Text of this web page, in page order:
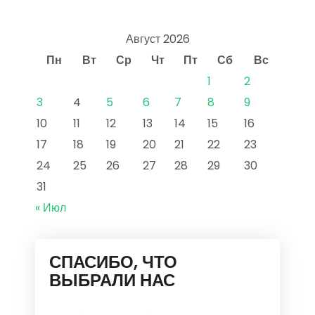
Август 2026
Пн
Вт Ср Чт Пт Сб
Вс
1
2
3
4 5 6 7 8
9
10
11 12 13 14 15
16
17
18 19 20 21 22
23
24
25 26 27 28 29
30
31
« Июл
СПАСИБО, ЧТО
ВЫБРАЛИ НАС